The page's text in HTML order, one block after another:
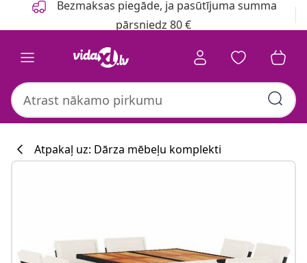
Bezmaksas piegāde, ja pasūtījuma summa
pārsniedz 80 €
Atpakaļ uz: Dārza mēbeļu komplekti